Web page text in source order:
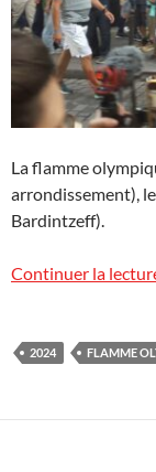
La flamme
arrondissement),
Bardintzeff).
Continuer la
2024 FLAMME